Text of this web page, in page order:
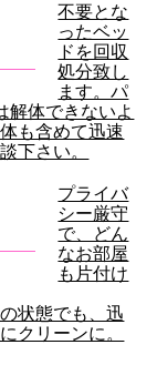
不要とな
ったベッ
ドを回収
処分致し
ます。パ
解体できないよ
も含めて迅速
下さい。
プライバ
シー厳守
で、どん
なお部屋
も片付け
状態でも、迅
クリーンに。